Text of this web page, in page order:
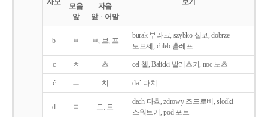
자모
보기
모음
앞
자음
앞ㆍ어말
b ㅂ ㅂ, 브, 프
burak 부라크, szybko 십코, dobrze
도브제, chleb 흘레프
c ㅊ 츠 cel 첼, Balicki 발리츠키, noc 노츠
ć ㅡ 치 dać 다치
d ㄷ 드, 트
dach 다흐, zdrowy 즈드로비, słodki
스워트키, pod 포트